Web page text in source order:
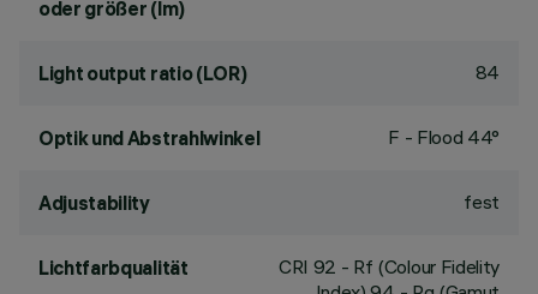
oder größer (lm)
Light output ratio (LOR) 84
Optik und Abstrahlwinkel F - Flood 44°
Adjustability fest
Lichtfarbqualität CRI 92 - Rf (Colour Fidelity